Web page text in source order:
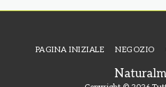
PAGINA INIZIALE NEGOZIO